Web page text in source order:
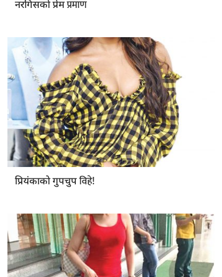
नरगिसको प्रेमप्रमाण
प्रियंकाको गुपचुपविहे!